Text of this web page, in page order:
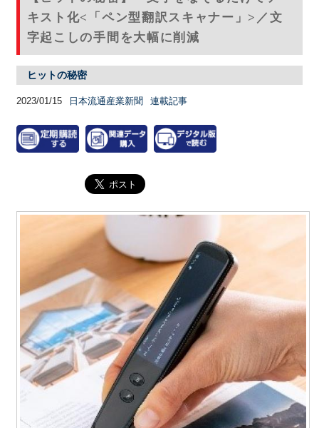
キスト化<「ペン型翻訳スキャナー」>／文
字起こしの手間を大幅に削減
ヒットの秘密
2023/01/15 日本流通産業新聞 連載記事